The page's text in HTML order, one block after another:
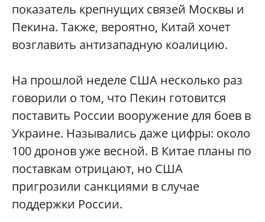
показатель крепнущих связей Москвы и
Пекина. Также, вероятно, Китай хочет
возглавить антизападную коалицию.
На прошлой неделе США несколько раз
говорили о том, что Пекин готовится
поставить России вооружение для боев в
Украине. Назывались даже цифры: около
100 дронов уже весной. В Китае планы по
поставкам отрицают, но США
пригрозили санкциями в случае
поддержки России.